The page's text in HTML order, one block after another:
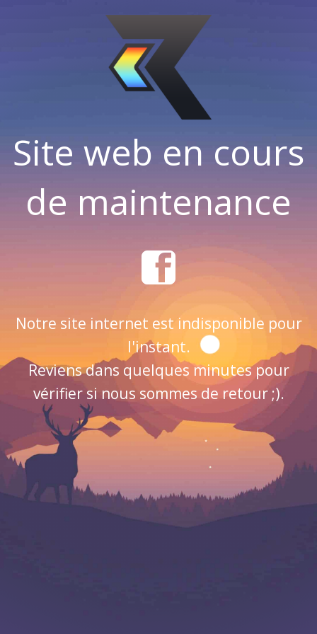
Site web en cours
de maintenance
Notre site internet est indisponible pour
l'instant.
Reviens dans quelques minutes pour
vérifier si nous sommes de retour ;).